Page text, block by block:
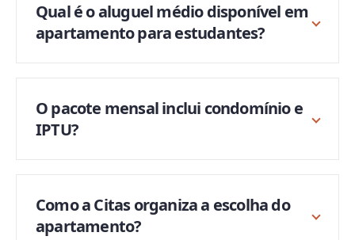
Qual é o aluguel médio disponível em
apartamento para estudantes?
O pacote mensal inclui condomínio e
IPTU?
Como a Citas organiza a escolha do
apartamento?